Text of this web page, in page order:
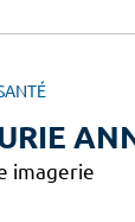
imagerie